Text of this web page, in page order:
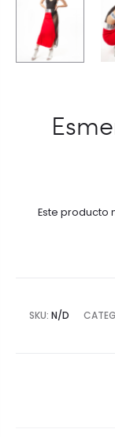
Este producto
SKU: N/D